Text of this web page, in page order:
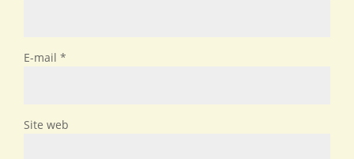
E-mail *
Site web